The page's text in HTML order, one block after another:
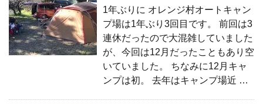
1年ぶりに オレンジ村オートキャン
プ場は1年ぶり3回目です。 前回は3
連休だったので大混雑していました
が、今回は12月だったこともあり空
いていました。 ちなみに12月キャ
ンプは初。 去年はキャンプ場近 …